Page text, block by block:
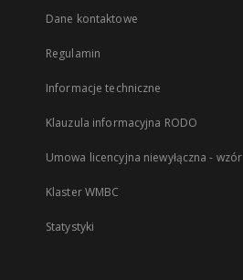
Dane kontaktowe
Regulamin
Informacje techniczne
Klauzula informacyjna RODO
Umowa licencyjna niewyłączna - wzór
Klaster WMBC
Statystyki